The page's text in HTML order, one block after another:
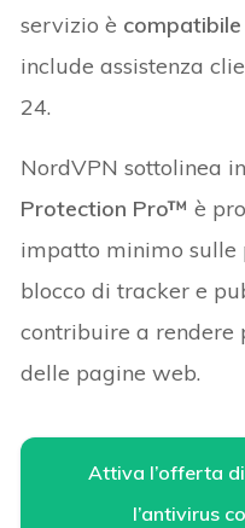
servizio è
include assistenza
24.
NordVPN sottolinea
Protection Pro™è
impatto minimo sulle
blocco di tracker e
contribuire a rendere
delle pagine web.
Attiva l’offerta
l’antivirus